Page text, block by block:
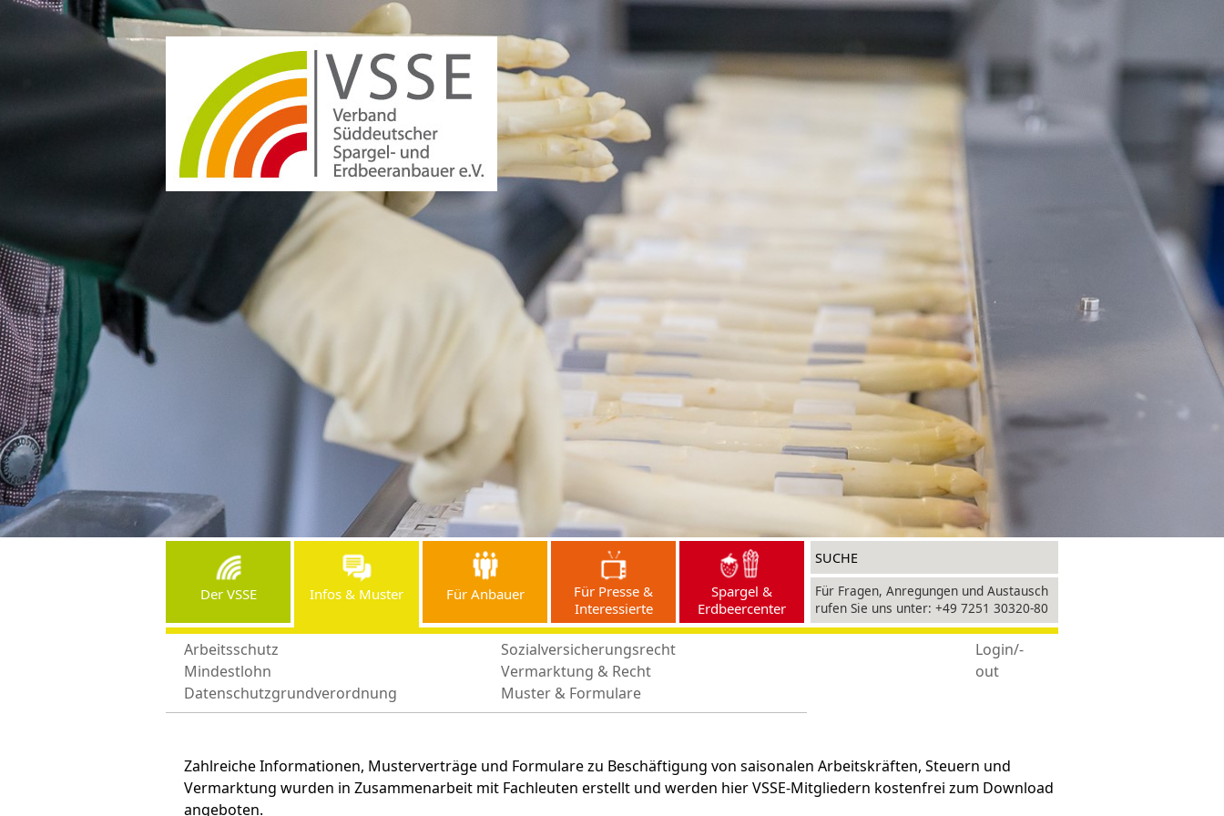
Der VSSE Infos & Muster Für Anbauer
Für Presse &
Interessierte
Spargel &
Erdbeercenter
+49 7251 30320-80
Arbeitsschutz
Sozialversicherungsrecht
Mindestlohn
Vermarktung & Recht
Datenschutzgrundverordnung
Muster & Formulare
Login/-
out
Zahlreiche Informationen, Musterverträge und Formulare zu Beschäftigung von saisonalen Arbeitskräften, Steuern und
Vermarktung wurden in Zusammenarbeit mit Fachleuten erstellt und werden hier VSSE-Mitgliedern kostenfrei zum Download
angeboten.